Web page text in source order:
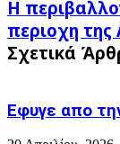
ΥΝΑΝΠ
κ.
Κικίλια
με
την
άμεση
δρομολόγηση
Η
περιβαλλοντική
δράση
του
περιοχη
της
Η
περιοχη της
Σχετικά
Εφυγε απο